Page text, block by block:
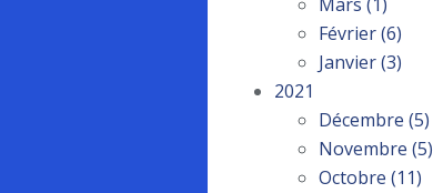
Février(6)
Janvier(3)
2021
Décembre (5)
Novembre (5)
Octobre (11)